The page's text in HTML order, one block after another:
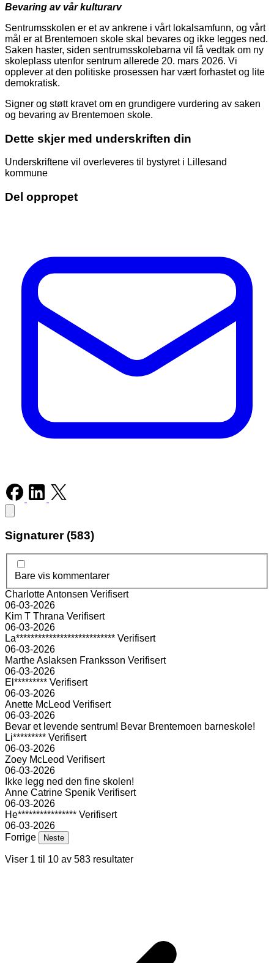
Bevaring av vår kulturarv
Sentrumsskolen er et av ankrene i vårt lokalsamfunn, og vårt
mål er at Brentemoen skole skal bevares og ikke legges ned.
Saken haster, siden sentrumsskolebarna vil få vedtak om ny
skoleplass utenfor sentrum allerede 20. mars 2026. Vi
opplever at den politiske prosessen har vært forhastet og lite
demokratisk.
Signer og støtt kravet om en grundigere vurdering av saken
og bevaring av Brentemoen skole.
Dette skjer med underskriften din
Underskriftene vil overleveres til bystyret i Lillesand
kommune
Del oppropet
Signaturer (583)
Bare vis kommentarer
Charlotte Antonsen Verifisert
06-03-2026
Kim T Thrana Verifisert
06-03-2026
La*************************** Verifisert
06-03-2026
Marthe Aslaksen Franksson Verifisert
06-03-2026
El********* Verifisert
06-03-2026
Anette McLeod Verifisert
06-03-2026
Bevar et levende sentrum! Bevar Brentemoen barneskole!
Li********* Verifisert
06-03-2026
Zoey McLeod Verifisert
06-03-2026
Ikke legg ned den fine skolen!
Anne Catrine Spenik Verifisert
06-03-2026
He**************** Verifisert
06-03-2026
Forrige
Neste
Viser 1 til 10 av 583 resultater